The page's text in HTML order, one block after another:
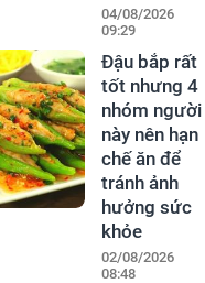
04/08/2026
09:29
Đậu bắp rất
tốt nhưng 4
nhóm người
này nên hạn
chế ăn để
tránh ảnh
hưởng sức
khỏe
02/08/2026
08:48